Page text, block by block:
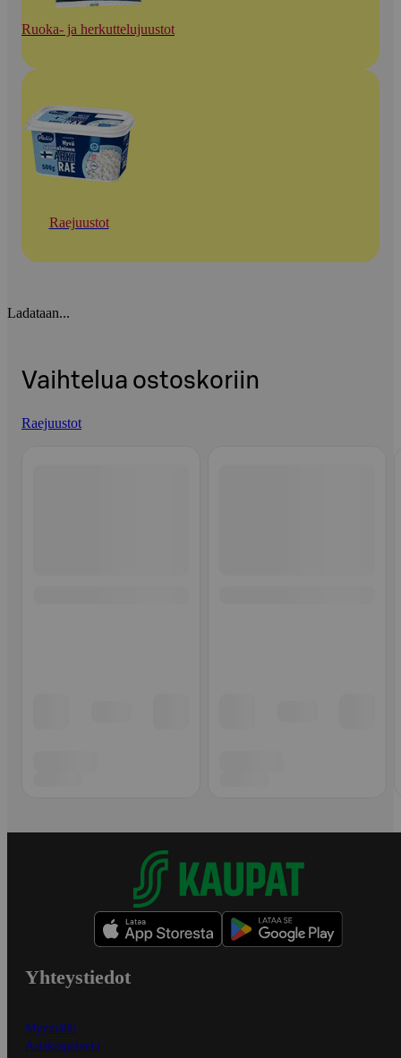
Ruoka- ja herkuttelujuustot
Raejuustot
Ladataan...
Vaihtelua ostoskoriin
Raejuustot
Yhteystiedot
Myymälät
Asiakaspalvelu